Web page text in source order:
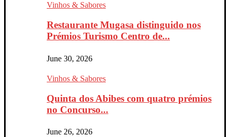
Vinhos & Sabores
Restaurante Mugasa distinguido nos
Prémios Turismo Centro de...
June 30, 2026
Vinhos & Sabores
Quinta dos Abibes com quatro prémios
no Concurso...
June 26, 2026